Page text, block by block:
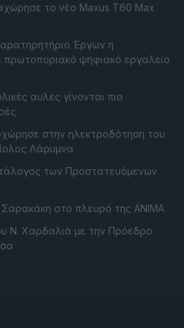
το νέο Maxus T60 Max
Έργων η
ψηφιακό εργαλείο
αυλές γίνονται πιο
στην ηλεκτροδότηση του
Λάρυμνα
των Προστατευόμενων
Σαρακάκη στο πλευρό της ΑΝΙΜΑ
Ν. Χαρδαλιά με την Πρόεδρο